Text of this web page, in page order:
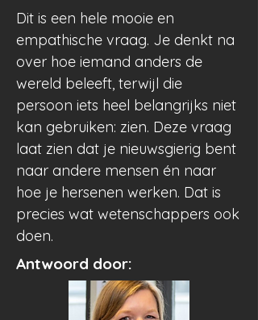
Dit is een hele mooie en
empathische vraag. Je denkt na
over hoe iemand anders de
wereld beleeft, terwijl die
persoon iets heel belangrijks niet
kan gebruiken: zien. Deze vraag
laat zien dat je nieuwsgierig bent
naar andere mensen én naar
hoe je hersenen werken. Dat is
precies wat wetenschappers ook
doen.
Antwoord door: